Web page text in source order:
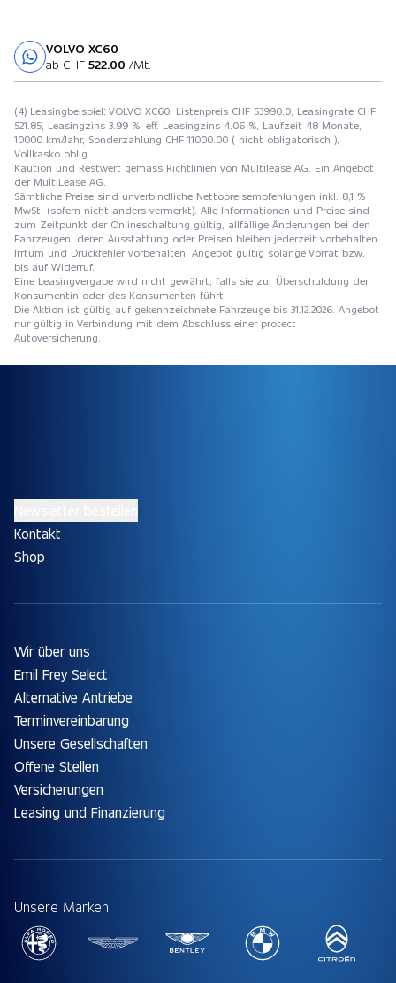
VOLVO XC60
ab CHF 522.00 /Mt.
(4) Leasingbeispiel: VOLVO XC60, Listenpreis CHF 53990.0, Leasingrate CHF
521.85, Leasingzins 3.99 %, eff. Leasingzins 4.06 %, Laufzeit 48 Monate,
10000 km/Jahr, Sonderzahlung CHF 11000.00 ( nicht obligatorisch ),
Vollkasko oblig.
Kaution und Restwert gemäss Richtlinien von Multilease AG. Ein Angebot
der MultiLease AG.
Sämtliche Preise sind unverbindliche Nettopreisempfehlungen inkl. 8,1 %
MwSt. (sofern nicht anders vermerkt). Alle Informationen und Preise sind
zum Zeitpunkt der Onlineschaltung gültig, allfällige Änderungen bei den
Fahrzeugen, deren Ausstattung oder Preisen bleiben jederzeit vorbehalten.
Irrtum und Druckfehler vorbehalten. Angebot gültig solange Vorrat bzw.
bis auf Widerruf.
Eine Leasingvergabe wird nicht gewährt, falls sie zur Überschuldung der
Konsumentin oder des Konsumenten führt.
Die Aktion ist gültig auf gekennzeichnete Fahrzeuge bis 31.12.2026. Angebot
nur gültig in Verbindung mit dem Abschluss einer protect
Autoversicherung.
Kontakt
Shop
Wir über uns
Emil Frey Select
Alternative Antriebe
Terminvereinbarung
Unsere Gesellschaften
Offene Stellen
Versicherungen
Leasing und Finanzierung
Unsere Marken